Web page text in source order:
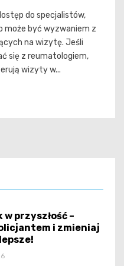
do specjalistów,
może być wyzwaniem z
na wizytę. Jeśli
się z reumatologiem,
wizyty w...
w przyszłość –
i zmieniaj